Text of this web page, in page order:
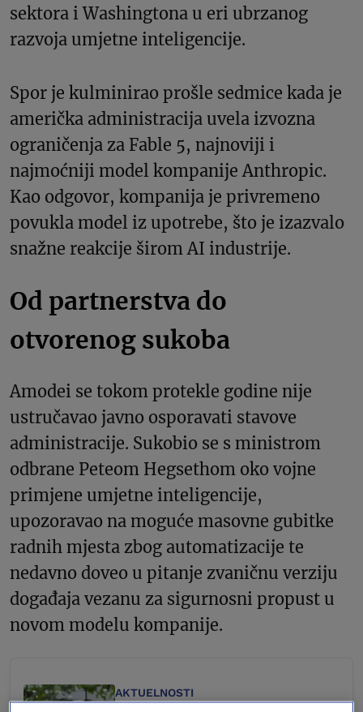
sektora i Washingtona u eri ubrzanog
razvoja umjetne inteligencije.
Spor je kulminirao prošle sedmice kada je
američka administracija uvela izvozna
ograničenja za Fable 5, najnoviji i
najmoćniji model kompanije Anthropic.
Kao odgovor, kompanija je privremeno
povukla model iz upotrebe, što je izazvalo
snažne reakcije širom AI industrije.
Od partnerstva do
otvorenog sukoba
Amodei se tokom protekle godine nije
ustručavao javno osporavati stavove
administracije. Sukobio se s ministrom
odbrane Peteom Hegsethom oko vojne
primjene umjetne inteligencije,
upozoravao na moguće masovne gubitke
radnih mjesta zbog automatizacije te
nedavno doveo u pitanje zvaničnu verziju
događaja vezanu za sigurnosni propust u
novom modelu kompanije.
AKTUELNOSTI